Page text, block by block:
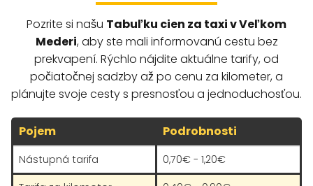
Pozrite si našu Tabuľku cien za taxi v Veľkom
Mederi, aby ste mali informovanú cestu bez
prekvapení. Rýchlo nájdite aktuálne tarify, od
počiatočnej sadzby až po cenu za kilometer, a
plánujte svoje cesty s presnosťou a jednoduchosťou.
Pojem Podrobnosti
Nástupná tarifa
0,70€ - 1,20€